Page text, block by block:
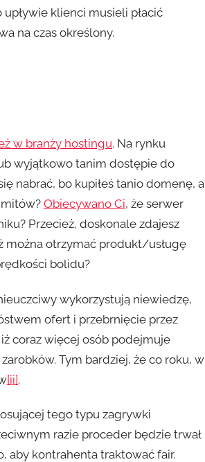
klienci musieli płacić
na czas określony.
w branży hostingu. Na rynku
wyjątkowo tanim dostępie do
nabrać, bo kupiłeś tanio domenę, a
Obiecywano Ci, że serwer
Przecież, doskonale zdajesz
można otrzymać produkt/usługę
bolidu?
wykorzystują niewiedzę,
ofert i przebrnięcie przez
coraz więcej osób podejmuje
Tym bardziej, że co roku, w
[ii].
tego typu zagrywki
razie proceder będzie trwał
aby kontrahenta traktować fair.